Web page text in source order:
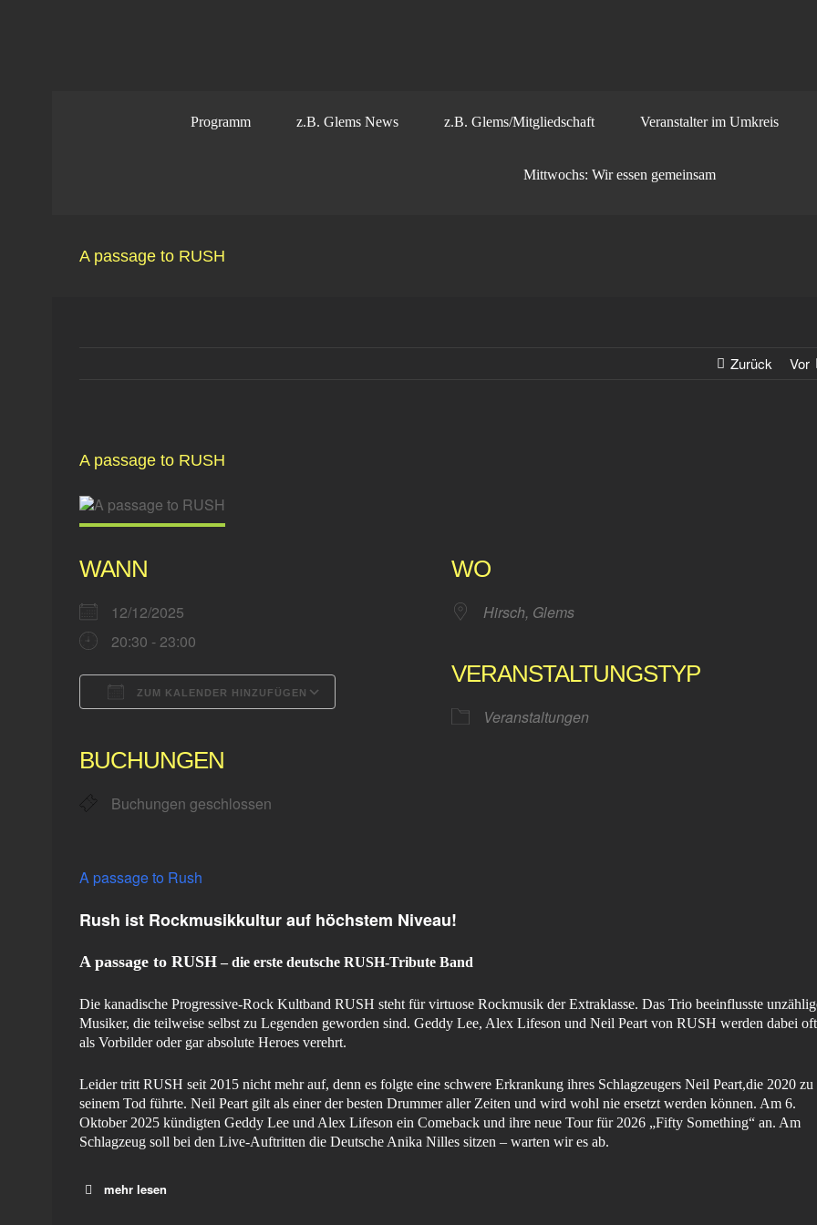
Programm z.B. Glems News z.B. Glems/Mitgliedschaft Veranstalter im Umkreis
Mittwochs: Wir essen gemeinsam
A passage to RUSH
Zurück Vor
grösseres
A passage to RUSH
WANN
12/12/2025
20:30 - 23:00
ZUM KALENDER HINZUFÜGEN
Google Kalender
BUCHUNGEN
Buchungen geschlossen
WO
Hirsch, Glems
VERANSTALTUNGSTYP
Veranstaltungen
A passage to Rush
Rush ist Rockmusikkultur auf höchstem Niveau!
A passage to RUSH – die erste deutsche RUSH-Tribute Band
Die kanadische Progressive-Rock Kultband RUSH steht für virtuose Rockmusik der Extraklasse. Das Trio beeinflusste
Musiker, die teilweise selbst zu Legenden geworden sind. Geddy Lee, Alex Lifeson und Neil Peart von RUSH werden dabei oft
als Vorbilder oder gar absolute Heroes verehrt.
Leider tritt RUSH seit 2015 nicht mehr auf, denn es folgte eine schwere Erkrankung ihres Schlagzeugers Neil Peart,die 2020 zu
seinem Tod führte. Neil Peart gilt als einer der besten Drummer aller Zeiten und wird wohl nie ersetzt werden können. Am 6.
Oktober 2025 kündigten Geddy Lee und Alex Lifeson ein Comeback und ihre neue Tour für 2026 „Fifty Something“ an. Am
Schlagzeug soll bei den Live-Auftritten die Deutsche Anika Nilles sitzen – warten wir es ab.
mehr lesen